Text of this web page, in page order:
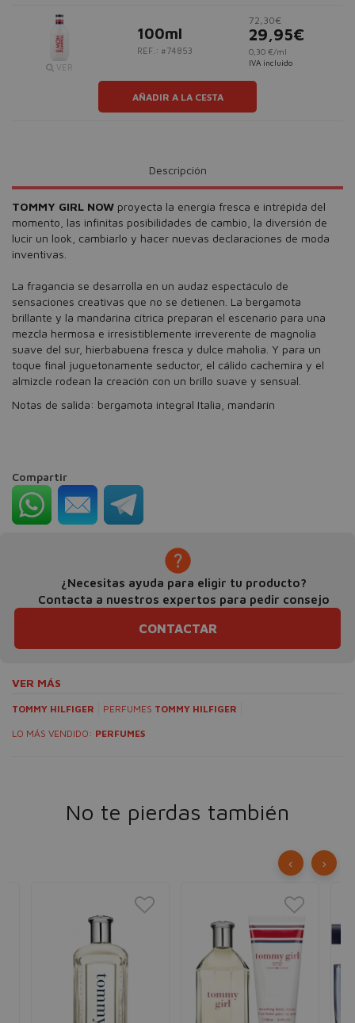
VER
100ml
REF.: #74853
72,30€
29,95€
0,30 €/ml
IVA incluido
AÑADIR A LA CESTA
Descripción
TOMMY GIRL NOW proyecta la energía fresca e intrépida del
momento, las infinitas posibilidades de cambio, la diversión de
lucir un look, cambiarlo y hacer nuevas declaraciones de moda
inventivas.
La fragancia se desarrolla en un audaz espectáculo de
sensaciones creativas que no se detienen. La bergamota
brillante y la mandarina cítrica preparan el escenario para una
mezcla hermosa e irresistiblemente irreverente de magnolia
suave del sur, hierbabuena fresca y dulce maholia. Y para un
toque final juguetonamente seductor, el cálido cachemira y el
almizcle rodean la creación con un brillo suave y sensual.
Notas de salida: bergamota integral Italia, mandarín
Compartir
¿Necesitas ayuda para eligir tu producto?
Contacta a nuestros expertos para pedir consejo
CONTACTAR
VER MÁS
TOMMY HILFIGER PERFUMES TOMMY HILFIGER
LO MÁS VENDIDO: PERFUMES
No te pierdas también
‹ ›